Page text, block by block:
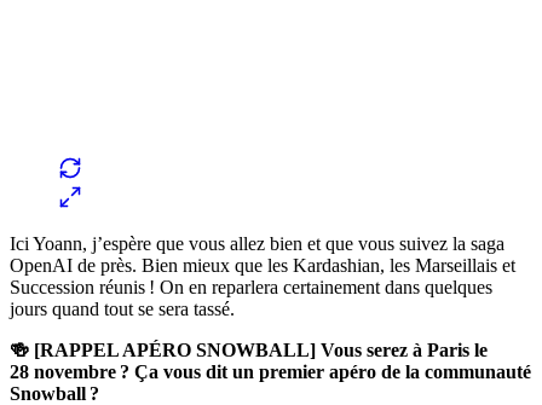
Ici Yoann, j’espère que vous allez bien et que vous suivez la saga
OpenAI de près. Bien mieux que les Kardashian, les Marseillais et
Succession réunis ! On en reparlera certainement dans quelques
jours quand tout se sera tassé.
🍻 [RAPPEL APÉRO SNOWBALL] Vous serez à Paris le
28 novembre ? Ça vous dit un premier apéro de la communauté
Snowball ?